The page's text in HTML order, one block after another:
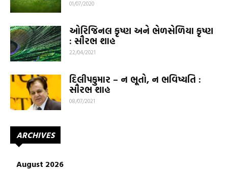
01/07/2020
ઓરિજિનલ કૃષ્ણ અને ભેળસેળિયા કૃષ્ણ
: સૌરભ શાહ
22/04/2021
દિલીપકુમાર – ન ભૂતો, ન ભવિષ્યતિ :
સૌરભ શાહ
08/07/2021
ARCHIVES
August 2026